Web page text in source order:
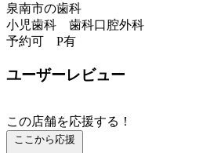
泉南市の歯科
小児歯科 歯科口腔外科
予約可 P有
ユーザーレビュー
この店舗を応援する！
ここから応援